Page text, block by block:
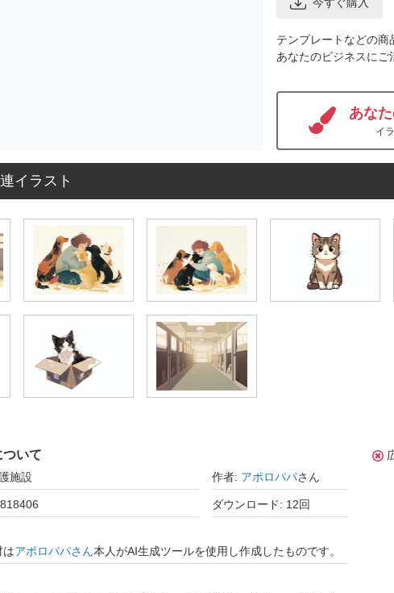
テンプレートなどの商
あなたのビジネスにご
あな
イ
イラスト
ついて
施設 作者: アポロパパさん
ダウンロード: 12回
はアポロパパさん本人がAI生成ツールを使用し作成したものです。